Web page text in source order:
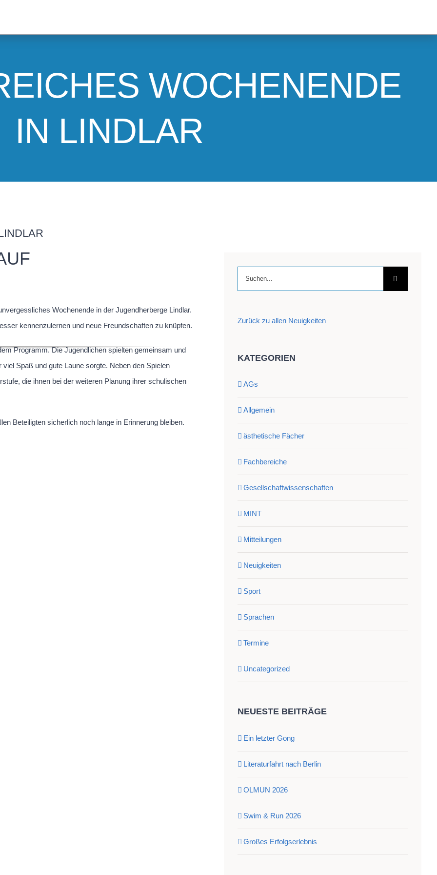
WOCHENENDE
IN LINDLAR
Wochenende in der Jugendherberge Lindlar.
kennenzulernen und neue Freundschaften zu knüpfen.
Programm. Die Jugendlichen spielten gemeinsam und
Spaß und gute Laune sorgte. Neben den Spielen
die ihnen bei der weiteren Planung ihrer schulischen
Beteiligten sicherlich noch lange in Erinnerung bleiben.
nach:
Zurück zu allen Neuigkeiten
KATEGORIEN
AGs
Allgemein
ästhetische Fächer
Fachbereiche
Gesellschaftwissenschaften
MINT
Mitteilungen
Neuigkeiten
Sport
Sprachen
Termine
Uncategorized
NEUESTE BEITRÄGE
Ein letzter Gong
Literaturfahrt nach Berlin
OLMUN 2026
Swim & Run 2026
Großes Erfolgserlebnis